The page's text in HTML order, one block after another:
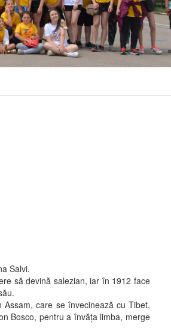
Salvi.
să devină salezian, iar în 1912 face
care se învecinează cu Tibet,
Bosco, pentru a învăţa limba, merge